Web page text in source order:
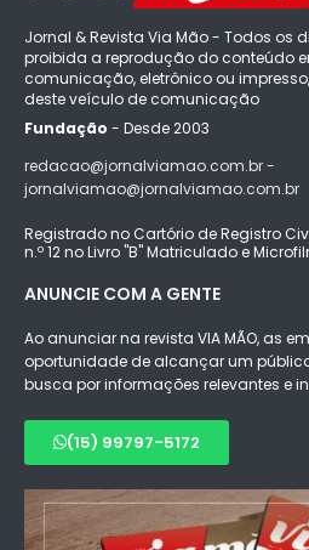
Jornal & Revista Via Mão - Todos os
proibida a reprodução do conteúdo
comunicação, eletrônico ou
deste veículo de comunicação
Fundação - Desde 2003
redacao@jornalviamao.com.br -
jornalviamao@jornalviamao.com.br
Registrado no Cartório de Registro
n.º 12 no Livro "B" Matriculado e
ANUNCIE COM A GENTE
Ao anunciar na revista VIA MÃO, as
oportunidade de alcançar um
busca por informações relevantes e
(15) 99797-5172